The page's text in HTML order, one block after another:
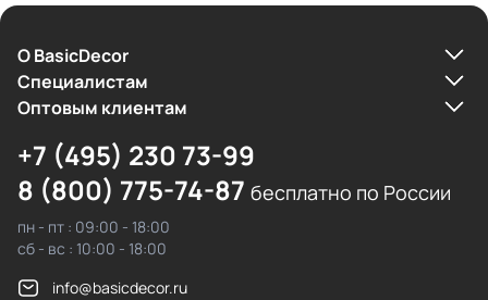
О BasicDecor
Cпециалистам
Оптовым клиентам
+7 (495) 230 73-99
8 (800) 775-74-87 бесплатно по России
пн - пт : 09:00 - 18:00
сб - вс : 10:00 - 18:00
info@basicdecor.ru